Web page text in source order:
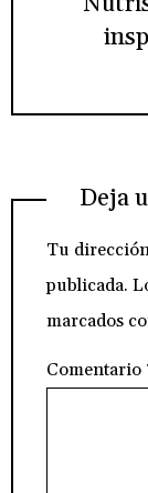
Deja
Tu
publicada.
marcados
Comentario